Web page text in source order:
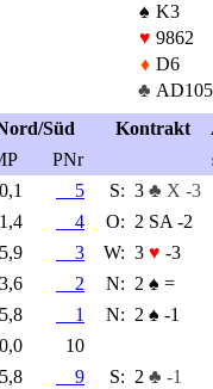
♠ K3
♥ 9862
♦ D6
♣
Süd
Kontrakt
PNr
0,1
5 S: 3 ♣ X -3
4 O: 2 SA -2
3 W: 3 ♥ -3
2 N: 2 ♠ =
5,8
1 N: 2 ♠ -1
0,0
10
5,8
9 S: 2 ♣ -1